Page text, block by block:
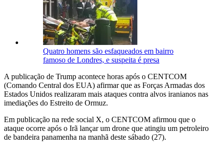
Quatro homens são esfaqueados em bairro
famoso de Londres, e suspeita é presa
A publicação de Trump acontece horas após o CENTCOM
(Comando Central dos EUA) afirmar que as Forças Armadas dos
Estados Unidos realizaram mais ataques contra alvos iranianos nas
imediações do Estreito de Ormuz.
Em publicação na rede social X, o CENTCOM afirmou que o
ataque ocorre após o Irã lançar um drone que atingiu um petroleiro
de bandeira panamenha na manhã deste sábado (27).